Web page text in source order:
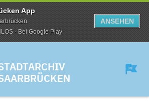
App
- Bei Google Play
ANSEHEN